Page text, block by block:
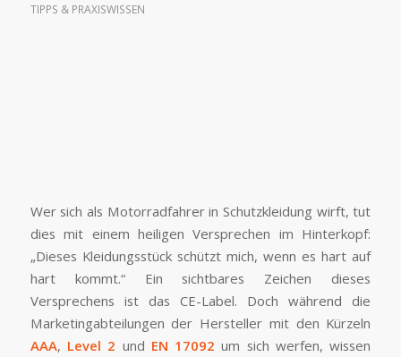
TIPPS & PRAXISWISSEN
Wer sich als Motorradfahrer in Schutzkleidung wirft, tut
dies mit einem heiligen Versprechen im Hinterkopf:
„Dieses Kleidungsstück schützt mich, wenn es hart auf
hart kommt.“ Ein sichtbares Zeichen dieses
Versprechens ist das CE-Label. Doch während die
Marketingabteilungen der Hersteller mit den Kürzeln
AAA, Level 2 und EN 17092 um sich werfen, wissen